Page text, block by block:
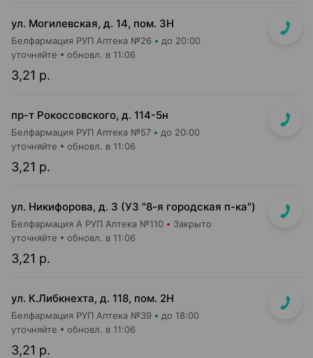
ул. Могилевская, д. 14, пом. 3Н
Белфармация РУП Аптека №26 до 20:00
3,21 р.
уточняйте обновл. в 11:06
пр-т Рокоссовского, д. 114-5н
Белфармация РУП Аптека №57 до 20:00
3,21 р.
уточняйте обновл. в 11:06
ул. Никифорова, д. 3 (УЗ "8-я городская п-ка")
Белфармация А РУП Аптека №110 Закрыто
3,21 р.
уточняйте обновл. в 11:06
ул. К.Либкнехта, д. 118, пом. 2Н
Белфармация РУП Аптека №39 до 18:00
3,21 р.
уточняйте обновл. в 11:06